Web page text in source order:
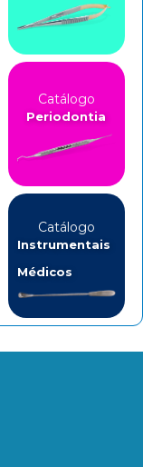
Catálogo
Periodontia
Catálogo
Instrumentais
Médicos